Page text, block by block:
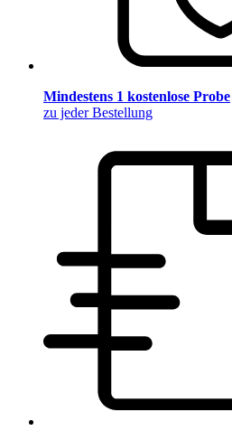
Mindestens 1 kostenlose Probe
zu jeder Bestellung